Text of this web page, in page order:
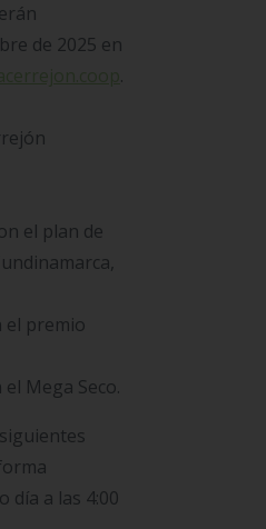
de 2025 en
.
el plan de
el premio
Mega Seco.
día a las 4:00